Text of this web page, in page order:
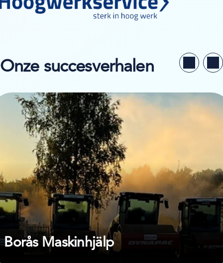
Onze succesverhalen
Borås Maskinhjälp
de casestudy van Borås Maskinhjälp